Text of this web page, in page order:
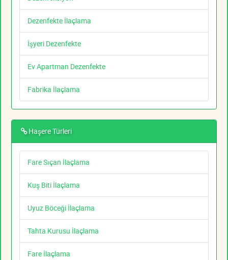
Dezenfekte İlaçlama
İşyeri Dezenfekte
Ev Apartman Dezenfekte
Fabrika İlaçlama
Haşere Türleri
Fare Sıçan İlaçlama
Kuş Biti İlaçlama
Uyuz Böceği İlaçlama
Tahta Kurusu İlaçlama
Fare İlaçlama